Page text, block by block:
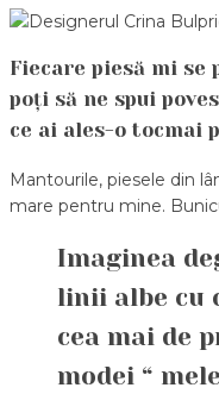
Fiecare piesă mi se
poți să ne spui
ce ai ales-o tocmai
Mantourile, piesele din
mare pentru mine.
Imaginea
linii albe cu
cea mai de
modei “